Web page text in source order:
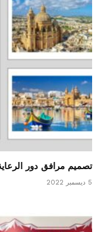
تصميم مرافق دور
5 ديسمبر 2022